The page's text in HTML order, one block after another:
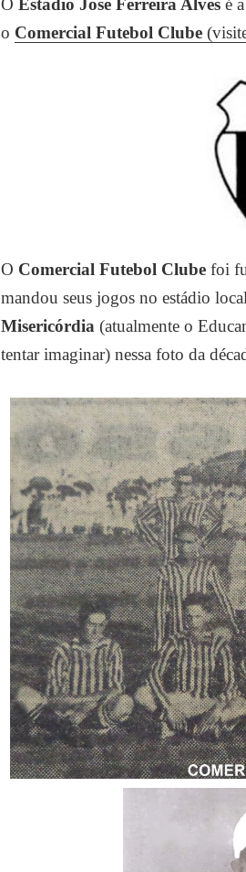
OEstádio José Ferreira Alves é
o Comercial Futebol Clube
O Comercial Futebol Clube foi
mandou seus jogos no estádio
Misericórdia (atualmente o
tentar imaginar) nessa foto da